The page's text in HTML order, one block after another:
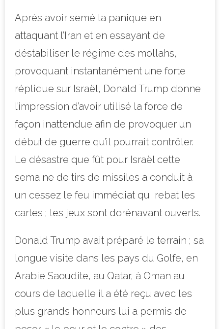
Après avoir semé la panique en
attaquant l’Iran et en essayant de
déstabiliser le régime des mollahs,
provoquant instantanément une forte
réplique sur Israël, Donald Trump donne
l’impression d’avoir utilisé la force de
façon inattendue afin de provoquer un
début de guerre qu’il pourrait contrôler.
Le désastre que fût pour Israël cette
semaine de tirs de missiles a conduit à
un cessez le feu immédiat qui rebat les
cartes ; les jeux sont dorénavant ouverts.
Donald Trump avait préparé le terrain ; sa
longue visite dans les pays du Golfe, en
Arabie Saoudite, au Qatar, à Oman au
cours de laquelle il a été reçu avec les
plus grands honneurs lui a permis de